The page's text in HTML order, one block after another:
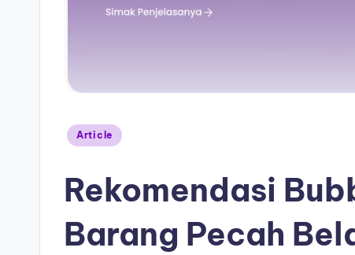
Article
Rekomendasi
Barang Pecah